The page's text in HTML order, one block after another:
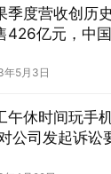
季度营收创历
426亿元，中
年5月3日
午休时间玩手
公司发起诉讼